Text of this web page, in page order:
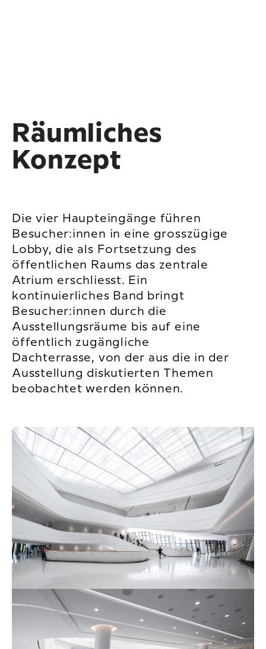
Räumliches
Konzept
Die vier Haupteingänge führen
Besucher:innen in eine grosszügige
Lobby, die als Fortsetzung des
öffentlichen Raums das zentrale
Atrium erschliesst. Ein
kontinuierliches Band bringt
Besucher:innen durch die
Ausstellungsräume bis auf eine
öffentlich zugängliche
Dachterrasse, von der aus die in der
Ausstellung diskutierten Themen
beobachtet werden können.